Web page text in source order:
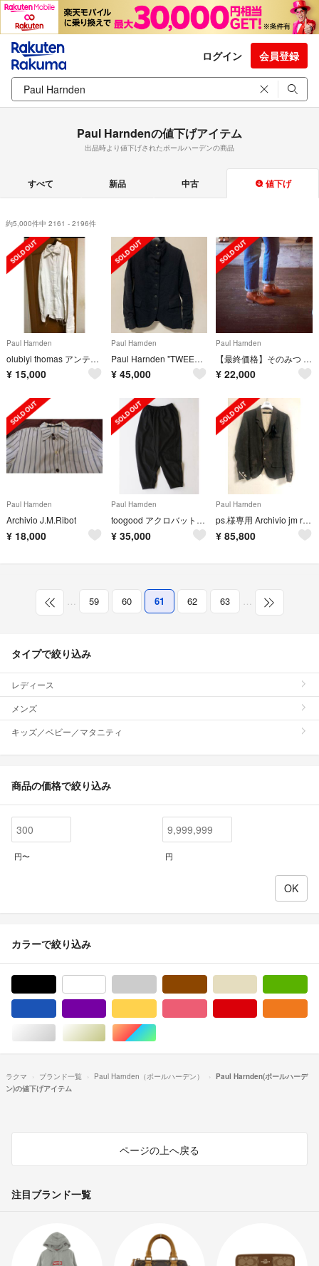
ログイン 会員登録
Paul Harndenの値下げアイテム
出品時より値下げされたポールハーデンの商品
すべて 新品 中古 値下げ
約5,000件中 2161 - 2196件
Paul Harnden
olubiyi thomas アンティークリネンシャツジャケット
¥ 15,000
Paul Harnden
Paul Harnden "TWEED Norfolk Jacket"
¥ 45,000
Paul Harnden
【最終価格】そのみつ sonomitsu レースアップブーツ オーダー品 希少
¥ 22,000
Paul Harnden
Archivio J.M.Ribot
¥ 18,000
Paul Harnden
toogood アクロバットトラウザー ウールカシミヤ サイズ6
¥ 35,000
Paul Harnden
ps.様専用 Archivio jm ribot アルキビオ ジャケット
¥ 85,800
… 59 60 61 62 63 …
タイプで絞り込み
レディース
メンズ
キッズ／ベビー／マタニティ
商品の価格で絞り込み
円〜 円
カラーで絞り込み
シルバー/銀色系ゴールド/金色系マルチカラー
ラクマ ブランド一覧 Paul Harnden（ポールハーデン）
Paul Harnden(ポールハーデ
ン)の値下げアイテム
ページの上へ戻る
注目ブランド一覧